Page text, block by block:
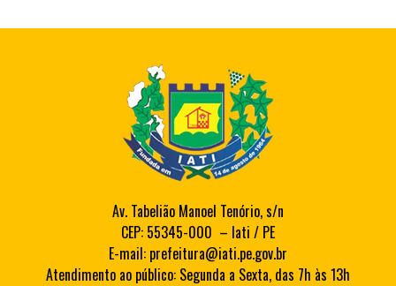
Av. Tabelião Manoel Tenório, s/n
CEP: 55345-000 – Iati / PE
E-mail: prefeitura@iati.pe.gov.br
Atendimento ao público: Segunda a Sexta, das 7h às 13h